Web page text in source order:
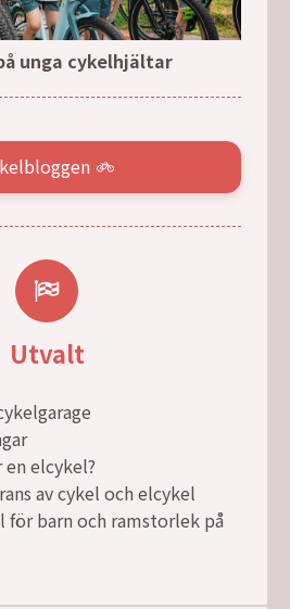
unga cykelhjältar
Utvalt
elcykel?
av cykel och elcykel
för barn och ramstorlek på